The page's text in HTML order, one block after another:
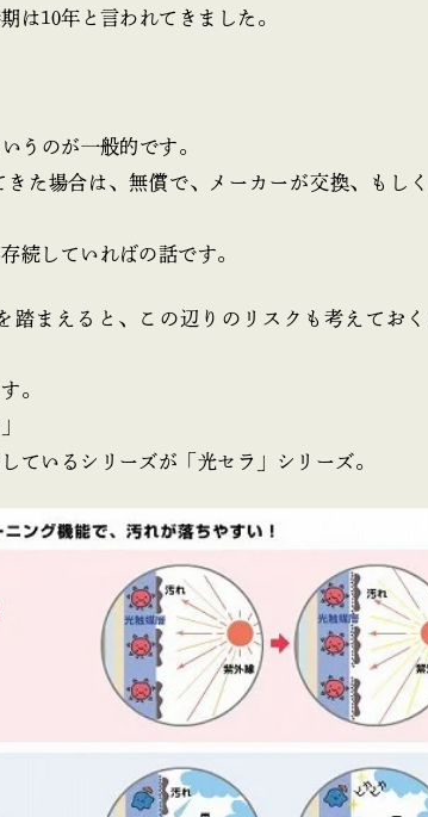
は10年と言われてきました。
うのが一般的です。
た場合は、無償で、メーカーが交換、もし
続していればの話です。
踏まえると、この辺りのリスクも考えてお
。
ているシリーズが「光セラ」シリーズ。